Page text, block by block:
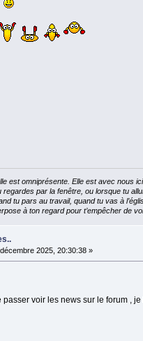
est omniprésente. Elle est avec nous ici
par la fenêtre, ou lorsque tu
tu pars au travail, quand tu vas à
à ton regard pour t’empêcher de
décembre 2025, 20:30:38 »
voir les news sur le forum ,